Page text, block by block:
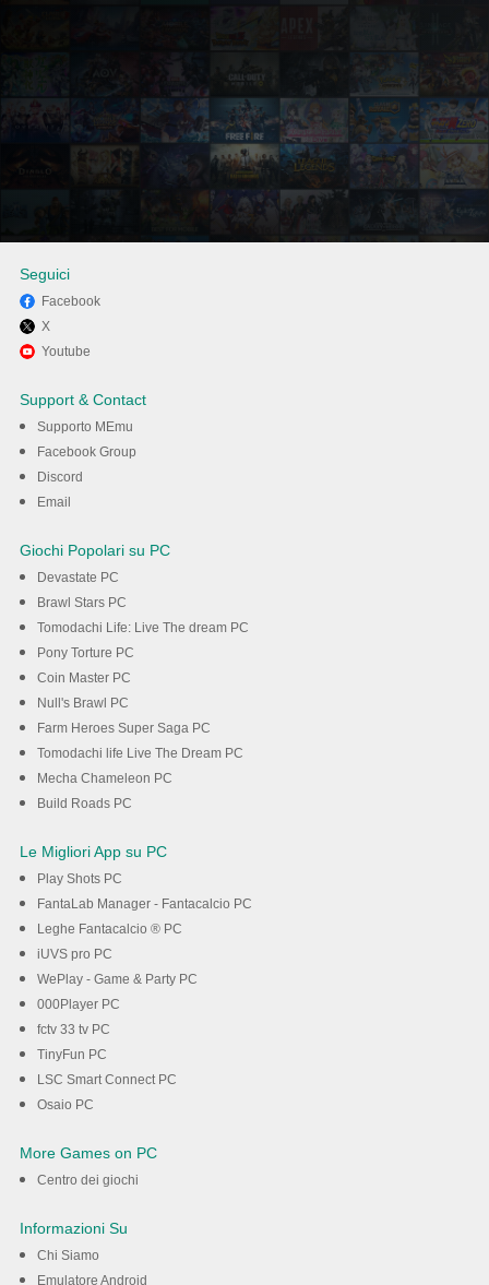
Divertiti giocando a Queen’s
Letter: Merge & Story su PC
Seguici
Facebook
X
Youtube
Support & Contact
Supporto MEmu
Facebook Group
Discord
Email
Giochi Popolari su PC
Devastate PC
Brawl Stars PC
Tomodachi Life: Live The dream PC
Pony Torture PC
Coin Master PC
Null's Brawl PC
Farm Heroes Super Saga PC
Tomodachi life Live The Dream PC
Mecha Chameleon PC
Build Roads PC
Le Migliori App su PC
Play Shots PC
FantaLab Manager - Fantacalcio PC
Leghe Fantacalcio ® PC
iUVS pro PC
WePlay - Game & Party PC
000Player PC
fctv 33 tv PC
TinyFun PC
LSC Smart Connect PC
Osaio PC
More Games on PC
Centro dei giochi
Informazioni Su
Chi Siamo
Emulatore Android